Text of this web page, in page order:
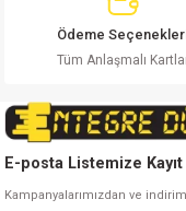
Bu ürüne benzer farklı
Ödeme
Tüm Anlaşmalı
E-posta Listemize
Kampanyalarımızdan ve